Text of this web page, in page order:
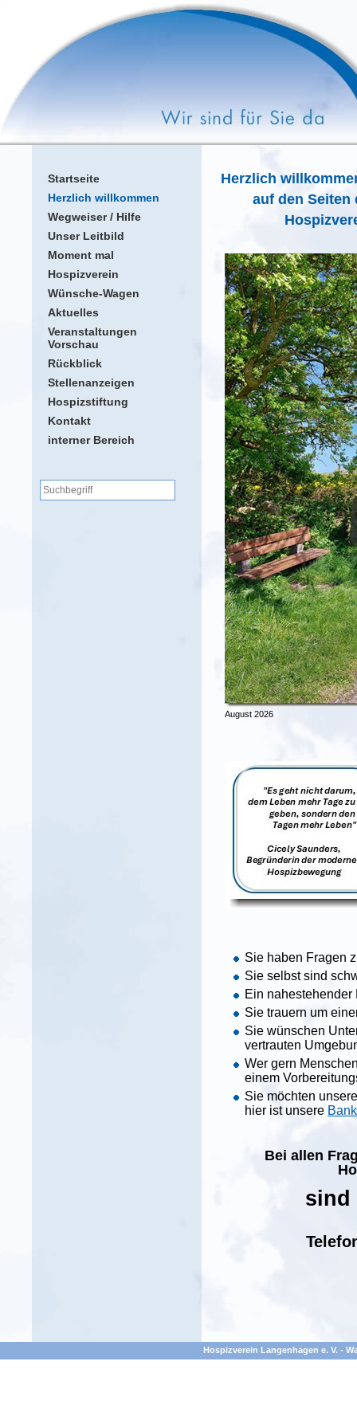
Startseite
Herzlich willkommen
Wegweiser / Hilfe
Unser Leitbild
Moment mal
Hospizverein
Wünsche-Wagen
Aktuelles
Veranstaltungen
Vorschau
Rückblick
Stellenanzeigen
Hospizstiftung
Kontakt
interner Bereich
Herzlich
auf den Seiten
Hospizvereins
August 2026
Sie haben Fragen
Sie selbst sind
Ein nahestehender
Sie trauern um
Sie wünschen
vertrauten
Wer gern
einem
Sie möchten
hier ist unsere
Bei allen
sind
Hospizverein Langenhagen e. V. -